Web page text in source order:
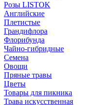
Розы LISTOK
Английские
Плетистые
Грандифлора
Флорибунда
Чайно-гибридные
Семена
Овощи
Пряные травы
Цветы
Товары для пикника
Трава искусственная